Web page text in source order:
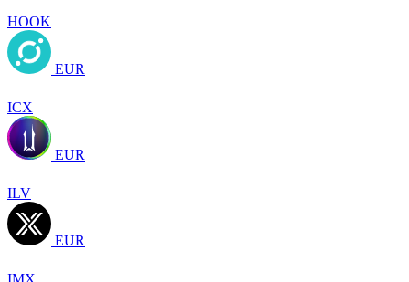
HOOK
EUR
ICX
EUR
ILV
EUR
IMX